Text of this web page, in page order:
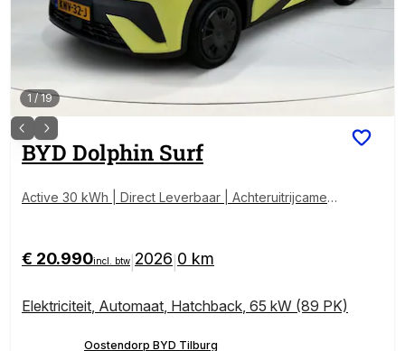
1 /19
BYD Dolphin Surf
Active 30 kWh | Direct Leverbaar | Achteruitrijcamera
€ 20.990incl. btw 2026 0 km
Elektriciteit, Automaat, Hatchback, 65 kW (89 PK)
Oostendorp BYD Tilburg